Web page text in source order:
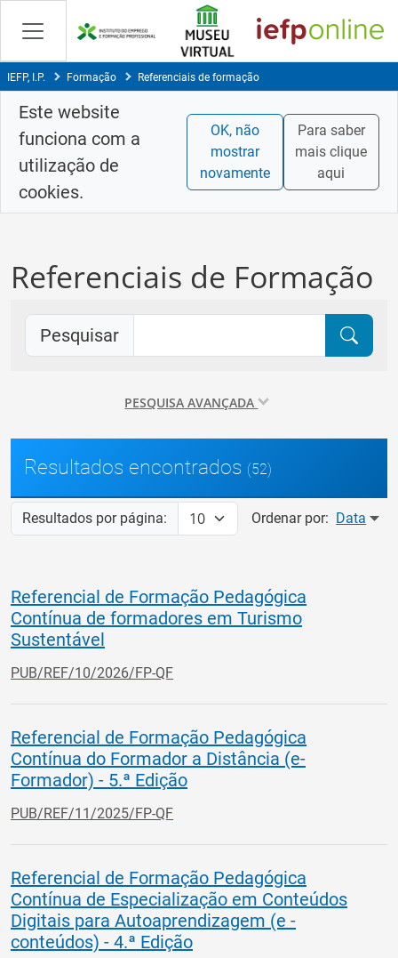
Saltar
para
conteúdo
principal
IEFP, I.P. Formação Referenciais de formação
Este website
funciona com a
utilização de
cookies.
OK, não
mostrar
novamente
Para saber
mais clique
aqui
Referenciais de Formação
Pesquisar
PESQUISA AVANÇADA
Resultados encontrados (52)
Resultados por página: Ordenar por: Data
Referencial de Formação Pedagógica
Contínua de formadores em Turismo
Sustentável
PUB/REF/10/2026/FP-QF
Referencial de Formação Pedagógica
Contínua do Formador a Distância (e-
Formador) - 5.ª Edição
PUB/REF/11/2025/FP-QF
Referencial de Formação Pedagógica
Contínua de Especialização em Conteúdos
Digitais para Autoaprendizagem (e -
conteúdos) - 4.ª Edição